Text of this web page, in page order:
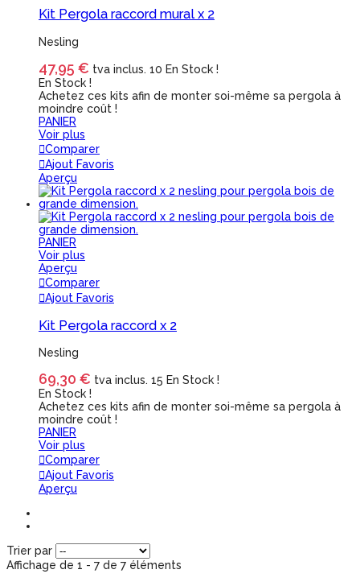
Kit Pergola raccord mural x 2
Nesling
47,95 € tva inclus. 10 En Stock !
En Stock !
Achetez ces kits afin de monter soi-même sa pergola à
moindre coût !
PANIER
Voir plus
Comparer
Ajout Favoris
Aperçu
PANIER
Voir plus
Aperçu
Comparer
Ajout Favoris
Kit Pergola raccord x 2
Nesling
69,30 € tva inclus. 15 En Stock !
En Stock !
Achetez ces kits afin de monter soi-même sa pergola à
moindre coût !
PANIER
Voir plus
Comparer
Ajout Favoris
Aperçu
Trier par
Affichage de 1 - 7 de 7 éléments